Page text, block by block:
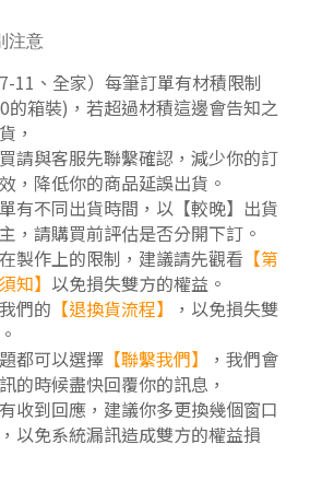
注意
11、全家）每筆訂單有材積限制
的箱裝)，若超過材積這邊會告知之
，
請與客服先聯繫確認，減少你的訂
，降低你的商品延誤出貨。
有不同出貨時間，以【較晚】出貨
，請購買前評估是否分開下訂 。
製作上的限制，建議請先觀看 【第
知】 以免損失雙方的權益。
們的 【退換貨流程】
，以免損失雙
都可以選擇 【聯繫我們】
，我們會
的時候盡快回覆你的訊息，
收到回應，建議你多更換幾個窗口
以免系統漏訊造成雙方的權益損